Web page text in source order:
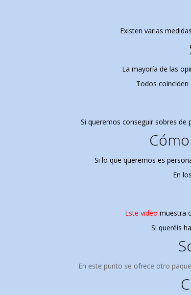
Existen varias
La mayoría de las
Todos
Si queremos conseguir sobres
Si lo que queremos es
En
Este video muestra
Si queréis
En este punto se ofrece otro